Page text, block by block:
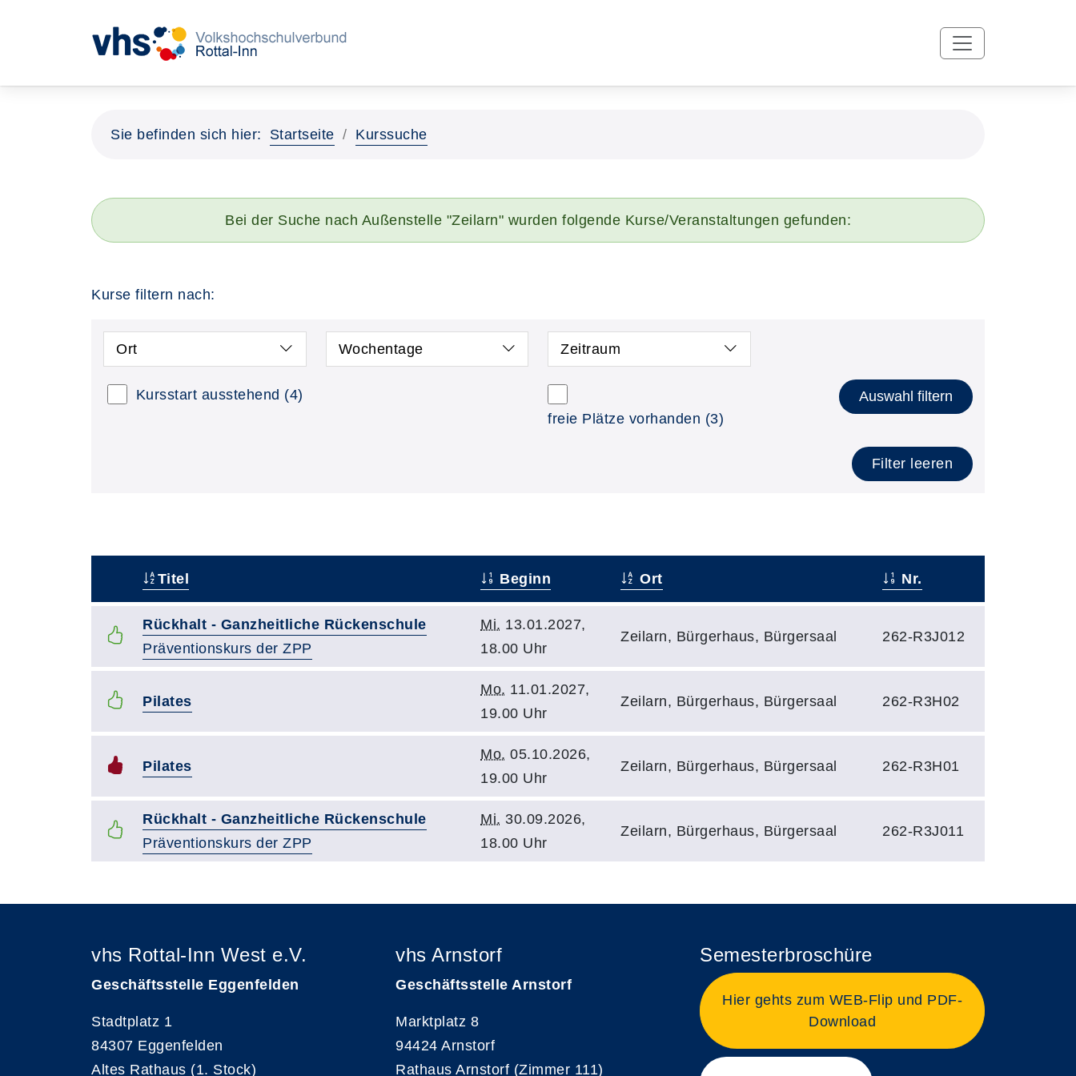
Sie befinden sich hier: Startseite Kurssuche
Bei der Suche nach Außenstelle "Zeilarn" wurden folgende Kurse/Veranstaltungen gefunden:
Kurse filtern nach:
Ort Wochentage Zeitraum
Kursstart ausstehend (4)
freie Plätze vorhanden (3)
Auswahl filtern
Filter leeren
Titel Beginn Ort Nr.
Rückhalt - Ganzheitliche Rückenschule
Präventionskurs der ZPP
Mi. 13.01.2027,
18.00 Uhr
Zeilarn, Bürgerhaus, Bürgersaal 262-R3J012
Pilates
Mo. 11.01.2027,
19.00 Uhr
Zeilarn, Bürgerhaus, Bürgersaal 262-R3H02
Pilates
Mo. 05.10.2026,
19.00 Uhr
Zeilarn, Bürgerhaus, Bürgersaal 262-R3H01
Rückhalt - Ganzheitliche Rückenschule
Präventionskurs der ZPP
Mi. 30.09.2026,
18.00 Uhr
Zeilarn, Bürgerhaus, Bürgersaal 262-R3J011
vhs Rottal-Inn West e.V.
Geschäftsstelle Eggenfelden
Stadtplatz 1
84307 Eggenfelden
Altes Rathaus (1. Stock)
vhs Arnstorf
Geschäftsstelle Arnstorf
Marktplatz 8
94424 Arnstorf
Rathaus Arnstorf (Zimmer 111)
Semesterbroschüre
Hier gehts zum WEB-Flip und PDF-
Download